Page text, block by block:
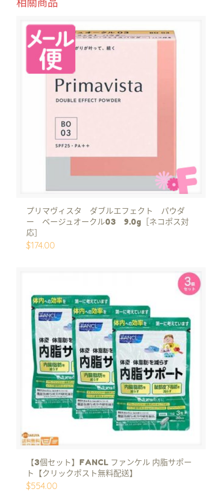
プリマヴィスタ ダブルエフェクト パウダ
ー ベージュオークル03 9.0g［ネコポス対
応］
$174.00
【3個セット】FANCL ファンケル 内脂サポー
ト【クリックポスト無料配送】
$554.00